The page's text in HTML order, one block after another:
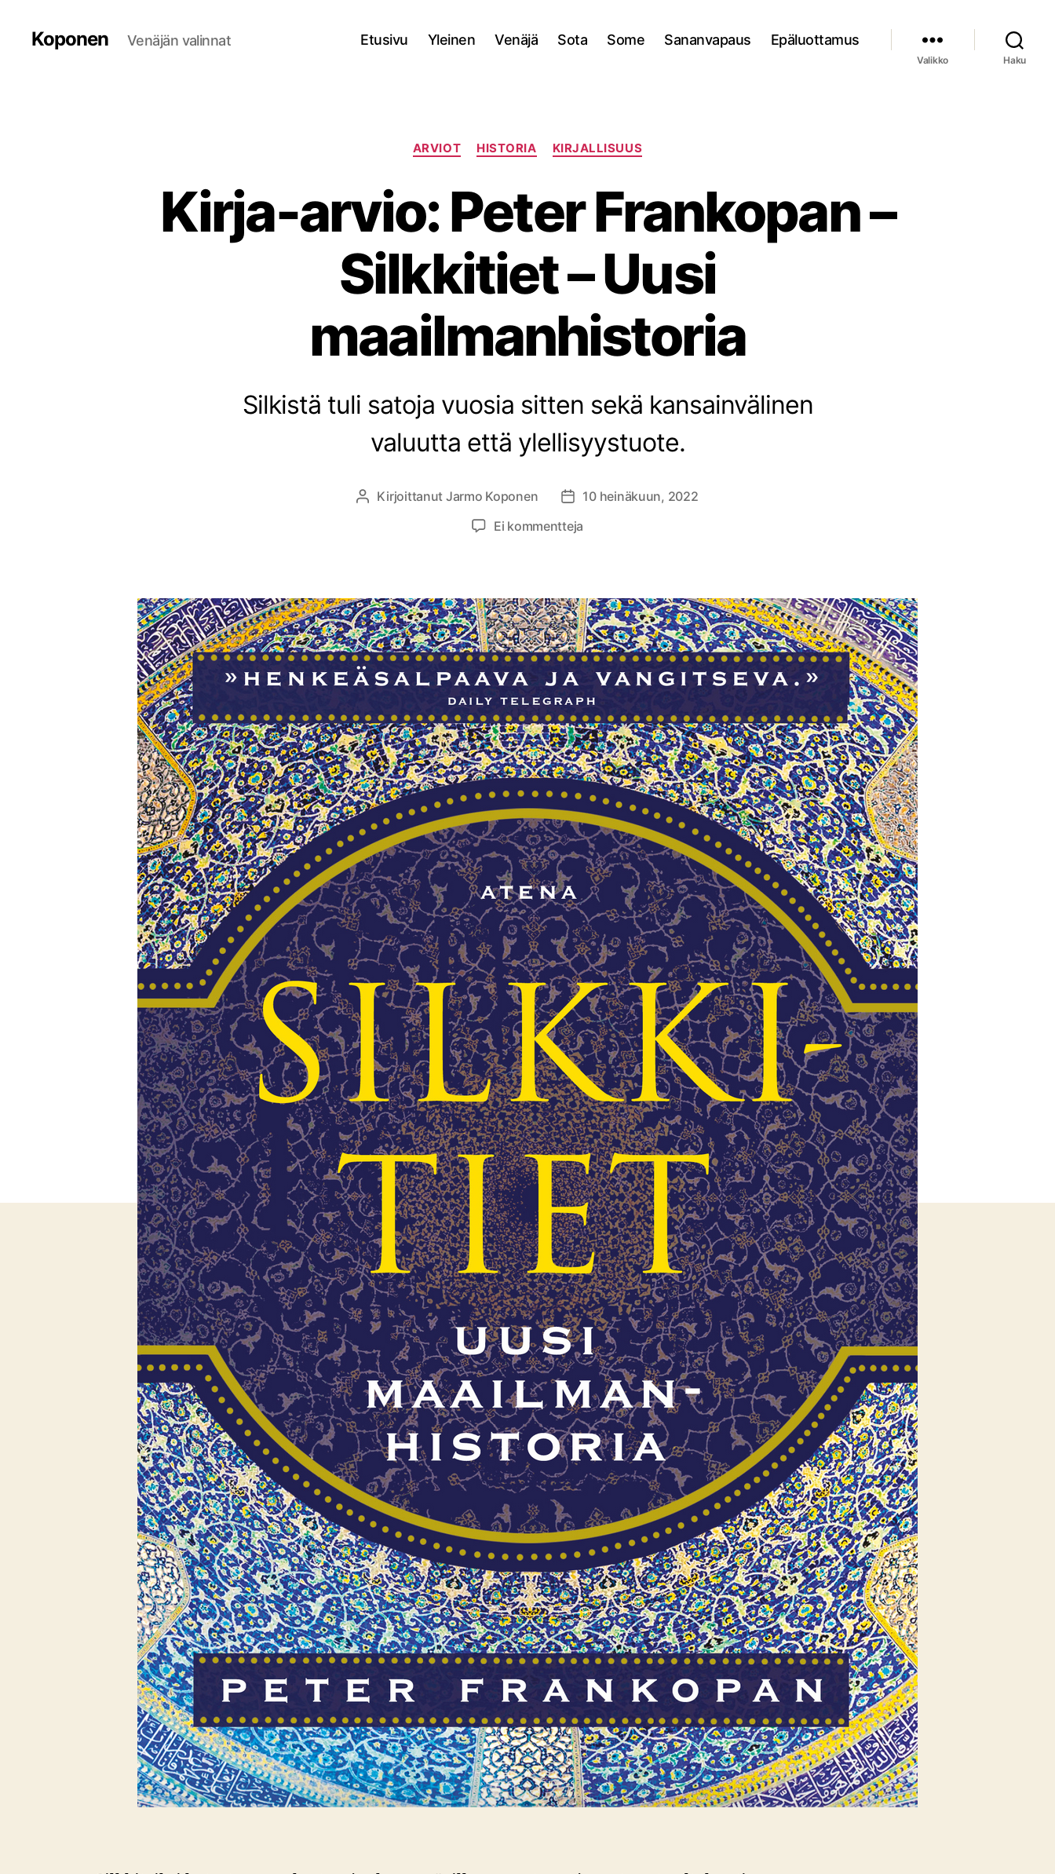
Koponen Venäjän valinnat Etusivu Yleinen Venäjä Sota Some Sananvapaus Epäluottamus
Valikko Haku
Kategoriat
ARVIOT HISTORIA KIRJALLISUUS
Kirja-arvio: Peter Frankopan –
Silkkitiet – Uusi
maailmanhistoria
Silkistä tuli satoja vuosia sitten sekä kansainvälinen
valuutta että ylellisyystuote.
Kirjoittaja
Kirjoittanut Jarmo Koponen Julkaisupäivämäärä
10 heinäkuun, 2022
Ei kommentteja
Frankopan
–
Silkkitiet
–
Uusi
maailmanhistoria